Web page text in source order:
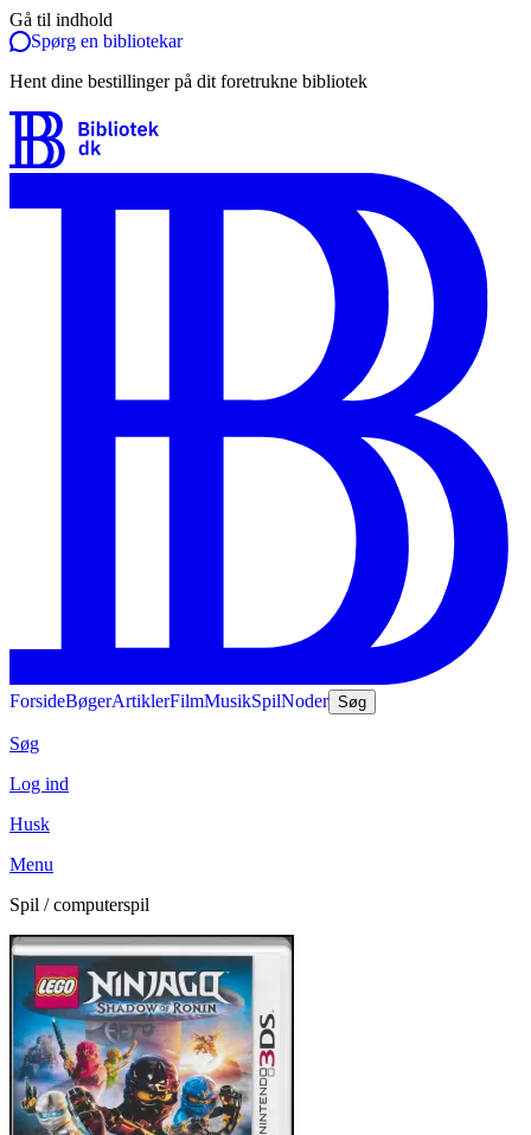
Gå til indhold
Spørg en bibliotekar
Hent dine bestillinger på dit foretrukne bibliotek
ForsideBøgerArtiklerFilmMusikSpilNoder Søg
Søg
Log ind
Husk
Menu
Spil / computerspil